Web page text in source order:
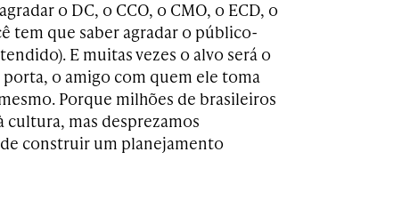
o DC, o CCO, o CMO, o ECD, o
tem que saber agradar o público-
E muitas vezes o alvo será o
o amigo com quem ele toma
Porque milhões de brasileiros
cultura, mas desprezamos
construir um planejamento